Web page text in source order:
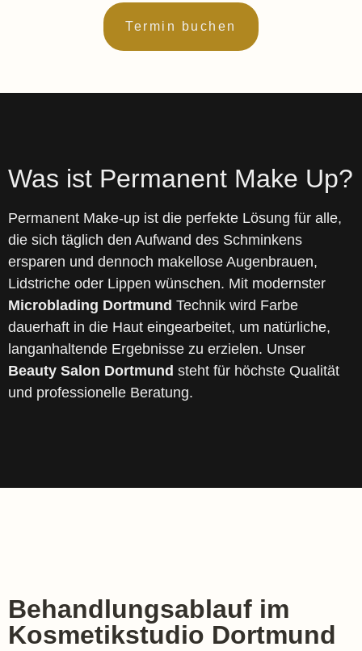
Termin buchen
Was ist Permanent Make Up?
Permanent Make-up ist die perfekte Lösung für alle,
die sich täglich den Aufwand des Schminkens
ersparen und dennoch makellose Augenbrauen,
Lidstriche oder Lippen wünschen. Mit modernster
Microblading Dortmund Technik wird Farbe
dauerhaft in die Haut eingearbeitet, um natürliche,
langanhaltende Ergebnisse zu erzielen. Unser
Beauty Salon Dortmund steht für höchste Qualität
und professionelle Beratung.
Behandlungsablauf im
Kosmetikstudio Dortmund